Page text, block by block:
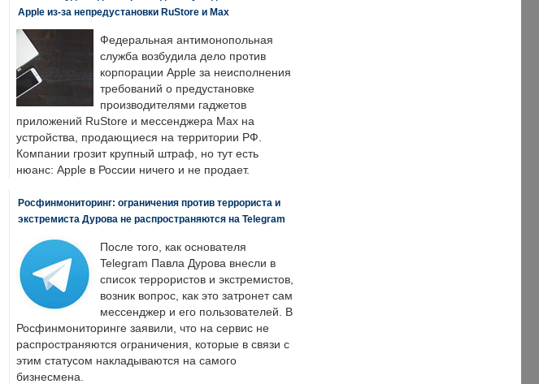
Apple из-за непредустановки RuStore и Max
Федеральная антимонопольная
служба возбудила дело против
корпорации Apple за неисполнения
требований о предустановке
производителями гаджетов
приложений RuStore и мессенджера Max на
устройства, продающиеся на территории РФ.
Компании грозит крупный штраф, но тут есть
нюанс: Apple в России ничего и не продает.
Росфинмониторинг: ограничения против террориста и
экстремиста Дурова не распространяются на Telegram
После того, как основателя
Telegram Павла Дурова внесли в
список террористов и экстремистов,
возник вопрос, как это затронет сам
мессенджер и его пользователей. В
Росфинмониторинге заявили, что на сервис не
распространяются ограничения, которые в связи с
этим статусом накладываются на самого
бизнесмена.